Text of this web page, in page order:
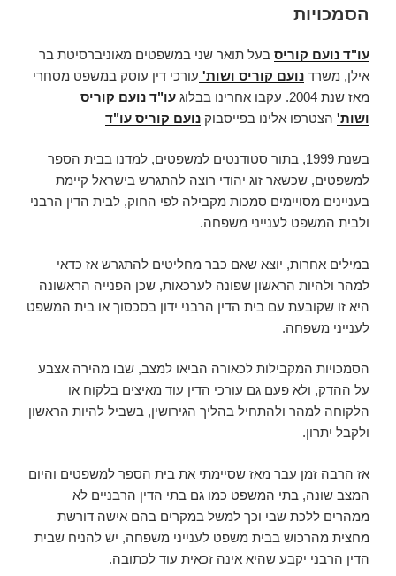
הסמכויות
עו"ד נועם קוריס בעל תואר שני במשפטים מאוניברסיטת בר
אילן, משרד נועם קוריס ושות' עורכי דין עוסק במשפט מסחרי
מאז שנת 2004. עקבו אחרינו בבלוג
עו"ד נועם קוריס
ושות' הצטרפו אלינו בפייסבוק נועם קוריס עו"ד
בשנת 1999, בתור סטודנטים למשפטים, למדנו בבית הספר
למשפטים, שכשאר זוג יהודי רוצה להתגרש בישראל קיימת
בעניינים מסויימים סמכות מקבילה לפי החוק, לבית הדין הרבני
ולבית המשפט לענייני משפחה.
במילים אחרות, יוצא שאם כבר מחליטים להתגרש אז כדאי
למהר ולהיות הראשון שפונה לערכאות, שכן הפנייה הראשונה
היא זו שקובעת עם בית הדין הרבני ידון בסכסוך או בית המשפט
לענייני משפחה.
הסמכויות המקבילות לכאורה הביאו למצב, שבו מהירה אצבע
על ההדק, ולא פעם גם עורכי הדין עוד מאיצים בלקוח או
הלקוחה למהר ולהתחיל בהליך הגירושין, בשביל להיות הראשון
ולקבל יתרון.
אז הרבה זמן עבר מאז שסיימתי את בית הספר למשפטים והיום
המצב שונה, בתי המשפט כמו גם בתי הדין הרבניים לא
ממהרים ללכת שבי וכך למשל במקרים בהם אישה דורשת
מחצית מהרכוש בבית משפט לענייני משפחה, יש להניח שבית
הדין הרבני יקבע שהיא אינה זכאית עוד לכתובה.